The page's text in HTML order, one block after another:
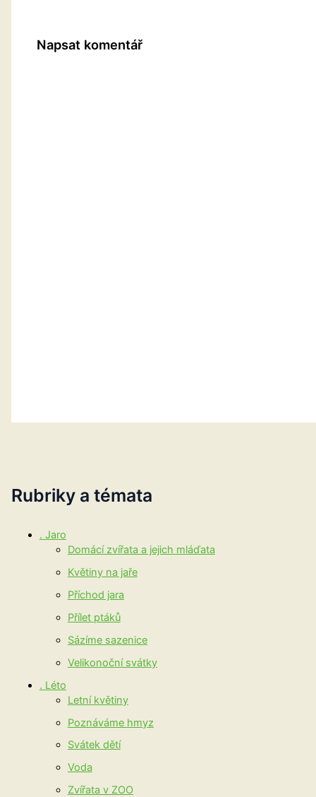
Rubriky a témata
. Jaro
Domácí zvířata a jejich mláďata
Květiny na jaře
Příchod jara
Přílet ptáků
Sázíme sazenice
Velikonoční svátky
. Léto
Letní květiny
Poznáváme hmyz
Svátek dětí
Voda
Zvířata v ZOO
Napsat komentář